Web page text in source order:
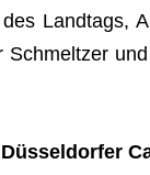
Land­tags,
Schmelt­zer